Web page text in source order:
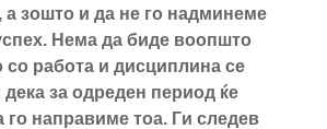
а зошто и да не го надминеме
Нема да биде воопшто
со работа и дисциплина се
за одреден период ќе
го направиме тоа. Ги следев